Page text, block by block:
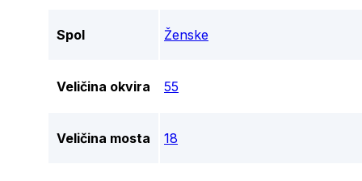
Spol Ženske
Veličina okvira 55
Veličina mosta 18